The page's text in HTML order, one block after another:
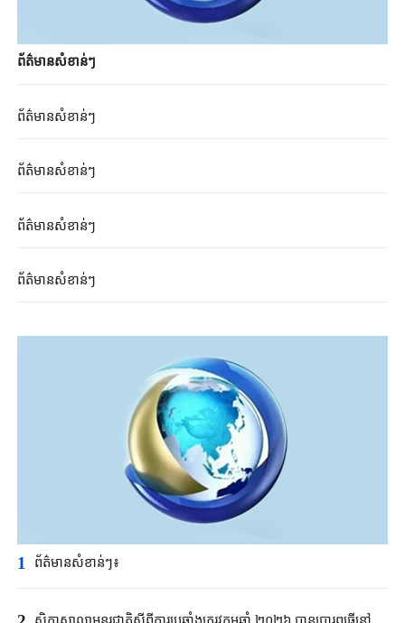
ព័ត៌មានសំខាន់ៗ
ព័ត៌មានសំខាន់ៗ
ព័ត៌មានសំខាន់ៗ
ព័ត៌មានសំខាន់ៗ
ព័ត៌មានសំខាន់ៗ
1 ព័ត៌មានសំខាន់ៗ៖
សិក្ខាសាលា​អន្តរជាតិ​ស្តីពី​ការប្រឆាំង​ភេរវកម្ម​ឆ្នាំ ២០២៦ ​បានប្រារព្ធធ្វើ​នៅ